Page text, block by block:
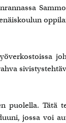
Tätä
jossa voi